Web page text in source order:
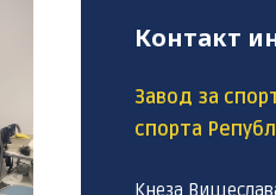
Контакт
Завод за
спорта
Кнеза